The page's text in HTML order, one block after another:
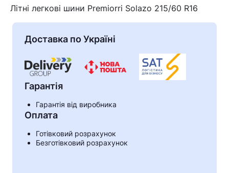
Кошик
Літні легкові шини Premiorri Solazo 215/60 R16
Доставка по Україні
Гарантія
Гарантія від виробника
Оплата
Готівковий розрахунок
Безготівковий розрахунок